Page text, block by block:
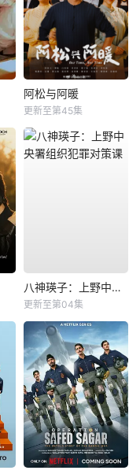
阿松与阿暖
更新至第45集
八神瑛子：上野中央署组织犯罪对策课
更新至第04集